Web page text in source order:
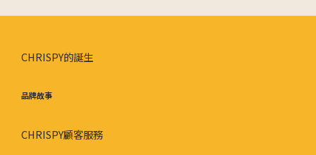
CHRISPY的誕生
品牌故事
CHRISPY顧客服務